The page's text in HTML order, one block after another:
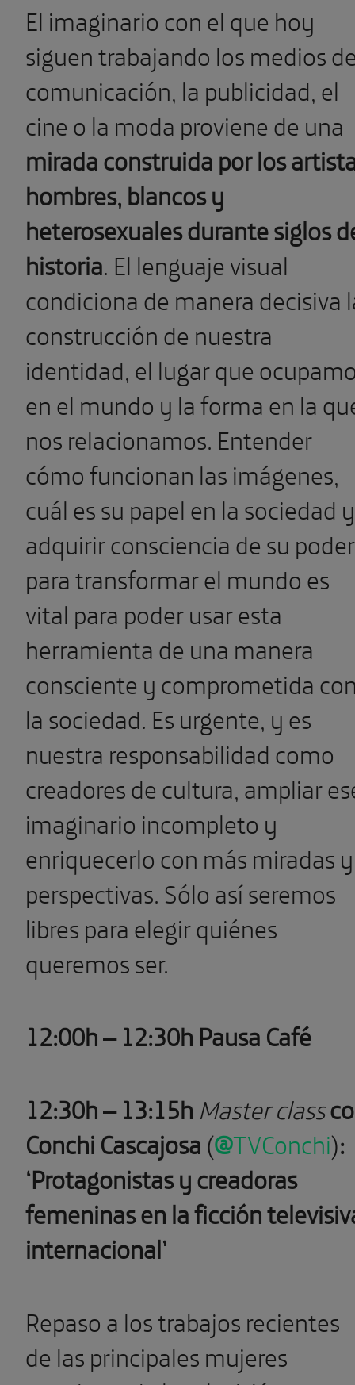
El imaginario con el que hoy
siguen trabajando los medios
comunicación, la publicidad, el
cine o la moda proviene de una
mirada construida por los
hombres, blancos y
heterosexuales durante siglos
historia. El lenguaje visual
condiciona de manera decisiva
construcción de nuestra
identidad, el lugar que
en el mundo y la forma en la
nos relacionamos. Entender
cómo funcionan las imágenes,
cuál es su papel en la sociedad y
adquirir consciencia de su poder
para transformar el mundo es
vital para poder usar esta
herramienta de una manera
consciente y comprometida
la sociedad. Es urgente, y es
nuestra responsabilidad como
creadores de cultura, ampliar
imaginario incompleto y
enriquecerlo con más miradas y
perspectivas. Sólo así seremos
libres para elegir quiénes
queremos ser.
12:00h – 12:30h Pausa Café
12:30h – 13:15h Master class
Conchi Cascajosa(@TVConchi):
‘Protagonistas y creadoras
femeninas en la ficción
internacional’
Repaso a los trabajos recientes
de las principales mujeres